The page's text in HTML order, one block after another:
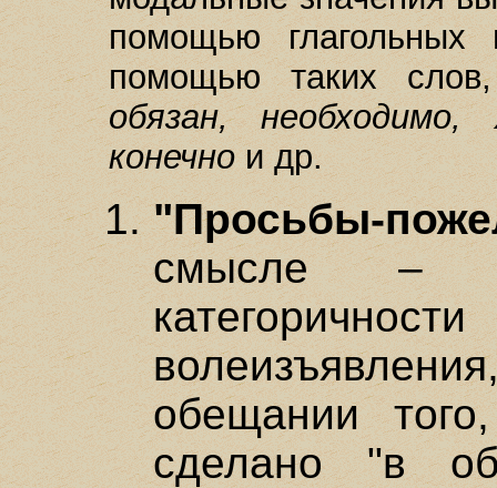
помощью
помощью таких
обязан, необходимо,
конечно и др.
"Просьбы-
смысле –
обещании
сделано "в